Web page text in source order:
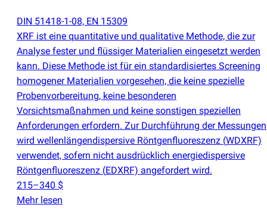
DIN 51418-1-08, EN 15309
XRF ist eine quantitative und qualitative Methode, die zur
Analyse fester und flüssiger Materialien eingesetzt werden
kann. Diese Methode ist für ein standardisiertes Screening
homogener Materialien vorgesehen, die keine spezielle
Probenvorbereitung, keine besonderen
Vorsichtsmaßnahmen und keine sonstigen speziellen
Anforderungen erfordern. Zur Durchführung der Messungen
wird wellenlängendispersive Röntgenfluoreszenz (WDXRF)
verwendet, sofern nicht ausdrücklich energiedispersive
Röntgenfluoreszenz (EDXRF) angefordert wird.
215–340 $
Mehr lesen